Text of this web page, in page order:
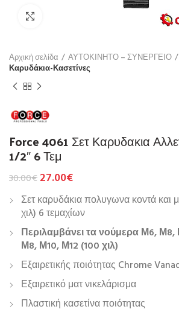
Αρχική σελίδα ΑΥΤΟΚΙΝΗΤΟ – ΣΥΝΕΡΓΕΙΟ
Καρυδάκια-Κασετίνες
Force 4061 Σετ Καρυδακια
1/2″ 6 Τεμ
30.00€27.00€
Σετ καρυδάκια πολυγωνα κοντά και
χιλ) 6 τεμαχίων
Περιλαμβάνει τα νούμερα Μ6, Μ8,
Μ8, Μ10, Μ12 (100 χιλ)
Εξαιρετικής ποιότητας Chrome
Εξαιρετικό ματ νικελάρισμα
Πλαστική κασετίνα ποιότητας